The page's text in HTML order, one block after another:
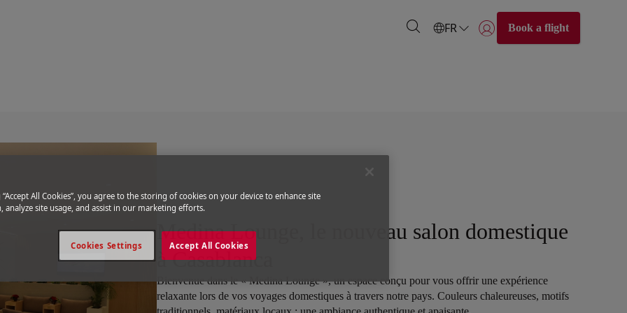
FR Se connecter | S’inscrire)
Book a flight
Medina Lounge, le nouveau salon domestique
à Casablanca
Bienvenue dans le « Medina Lounge », un espace conçu pour vous offrir une expérience
relaxante lors de vos voyages domestiques à travers notre pays. Couleurs chaleureuses, motifs
“Accept All Cookies”, you agree to the storing of cookies on your device to enhance site
analyze site usage, and assist in our marketing efforts.
Accept All Cookies
Cookies Settings